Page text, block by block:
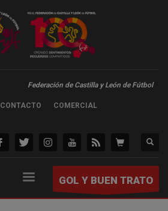
Federación de Castilla y León de Fútbol
CONTACTO
COMERCIAL
GOL Y BUEN TRATO